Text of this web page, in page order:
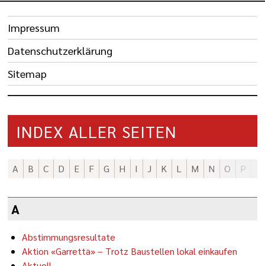
Impressum
Datenschutzerklärung
Sitemap
INDEX ALLER SEITEN
A B C D E F G H I J K L M N O P
A
Abstimmungsresultate
Aktion «Garrettä» – Trotz Baustellen lokal einkaufen